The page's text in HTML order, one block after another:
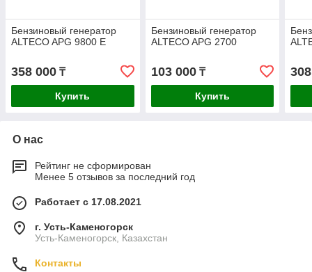
Бензиновый генератор
ALTECO APG 9800 E
358 000 ₸
Купить
Бензиновый генератор
ALTECO APG 2700
103 000₸
Купить
О нас
Рейтинг не сформирован
Менее 5 отзывов за последний год
Работает с 17.08.2021
г. Усть-Каменогорск
Усть-Каменогорск, Казахстан
Контакты